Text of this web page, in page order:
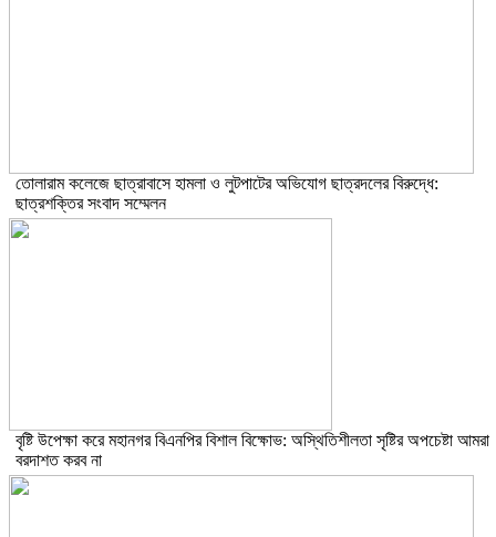
তোলারাম কলেজে ছাত্রাবাসে হামলা ও লুটপাটের অভিযোগ ছাত্রদলের বিরুদ্ধে:
ছাত্রশক্তির সংবাদ সম্মেলন
বৃষ্টি উপেক্ষা করে মহানগর বিএনপির বিশাল বিক্ষোভ: অস্থিতিশীলতা সৃষ্টির অপচেষ্টা আমরা
বরদাশত করব না